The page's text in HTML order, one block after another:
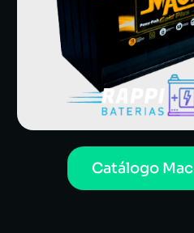
Catálogo Mac